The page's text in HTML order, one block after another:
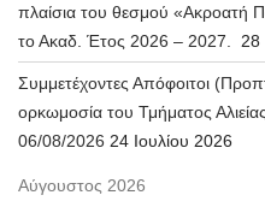
πλαίσια του θεσμού «Ακροατή
το Ακαδ. Έτος 2026 – 2027.
28
Συμμετέχοντες Απόφοιτοι
ορκωμοσία του Τμήματος
06/08/2026 24 Ιουλίου 2026
Αύγουστος 2026